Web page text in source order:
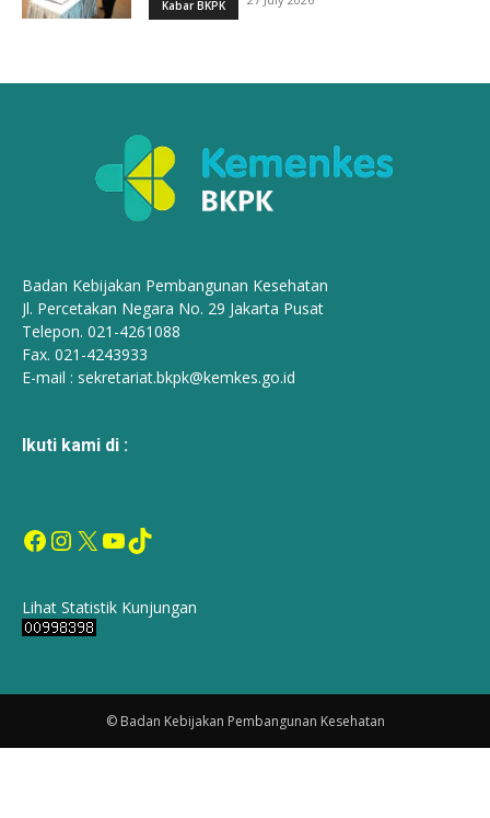
Kabar BKPK
Badan Kebijakan Pembangunan Kesehatan
Jl. Percetakan Negara No. 29 Jakarta Pusat
Telepon. 021-4261088
Fax. 021-4243933
E-mail : sekretariat.bkpk@kemkes.go.id
Ikuti kami di :
Facebook
Instagram
X YouTube
TikTok
Lihat Statistik Kunjungan
© Badan Kebijakan Pembangunan Kesehatan